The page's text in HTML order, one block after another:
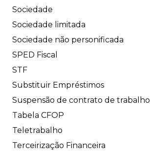
Sociedade
Sociedade limitada
Sociedade não personificada
SPED Fiscal
STF
Substituir Empréstimos
Suspensão de contrato de trabalho
Tabela CFOP
Teletrabalho
Terceirização Financeira